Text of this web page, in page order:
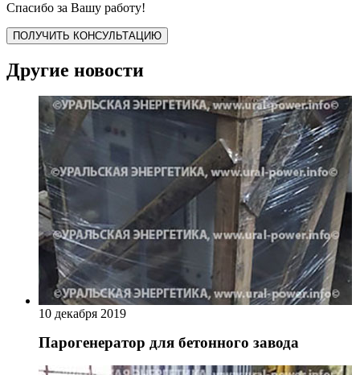
Спасибо за Вашу работу!
ПОЛУЧИТЬ КОНСУЛЬТАЦИЮ
Другие новости
10 декабря 2019
Парогенератор для бетонного завода